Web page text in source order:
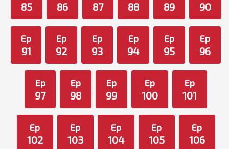
85 86 87 88 89 90
Ep
91
Ep
92
Ep
93
Ep
94
Ep
95
Ep
96
Ep
97
Ep
98
Ep
99
Ep
100
Ep
101
Ep
102
Ep
103
Ep
104
Ep
105
Ep
106